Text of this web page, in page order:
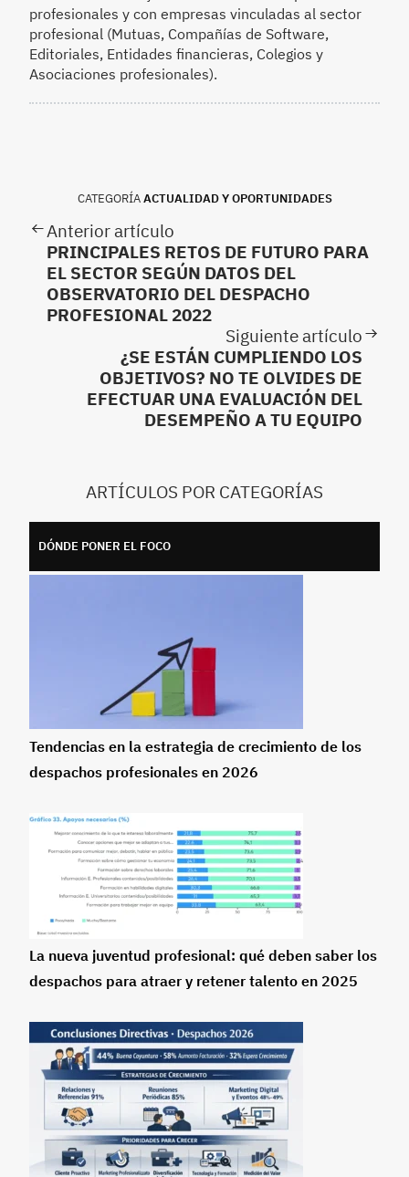
profesionales y con empresas vinculadas al sector
profesional (Mutuas, Compañías de Software,
Editoriales, Entidades financieras, Colegios y
Asociaciones profesionales).
CATEGORÍAACTUALIDAD Y OPORTUNIDADES
Anterior artículo
PRINCIPALES RETOS DE FUTURO PARA
EL SECTOR SEGÚN DATOS DEL
OBSERVATORIO DEL DESPACHO
PROFESIONAL 2022
Siguiente artículo
¿SE ESTÁN CUMPLIENDO LOS
OBJETIVOS? NO TE OLVIDES DE
EFECTUAR UNA EVALUACIÓN DEL
DESEMPEÑO A TU EQUIPO
ARTÍCULOS POR CATEGORÍAS
DÓNDE PONER EL FOCO
Tendencias en la estrategia de crecimiento de los
despachos profesionales en 2026
La nueva juventud profesional: qué deben saber los
despachos para atraer y retener talento en 2025